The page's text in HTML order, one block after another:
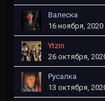
Валеска
16 ноября, 2020
Ytzin
26 октября,
Русалка
13 октября,